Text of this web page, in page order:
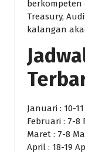
berkompeten
Treasury,
kalangan
Januari : 10-
Februari : 7-8
Maret : 7-8
April : 18-19